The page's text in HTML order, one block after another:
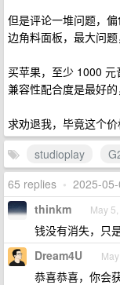
但是评论一堆问题，
边角料面板，最大问
买苹果，至少 1000
兼容性配合度是最好
求劝退我，毕竟这个
studioplay
65 replies • 2025-
thinkm May
钱没有消失，只
Dream4U
恭喜恭喜，你会